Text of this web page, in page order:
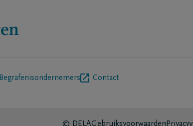
Begrafenisondernemers Contact
© DELAGebruiksvoorwaarden